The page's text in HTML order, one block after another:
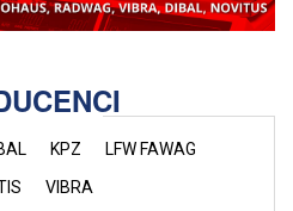
KPZ
LFW FAWAG
VIBRA